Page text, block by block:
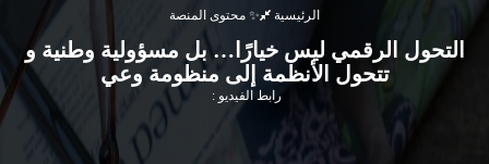
الرئيسية ✨ محتوى المنصة
التحول الرقمي ليس خيارًا… بل مسؤولية وطنية و
تتحول الأنظمة إلى منظومة وعي
رابط الفيديو :